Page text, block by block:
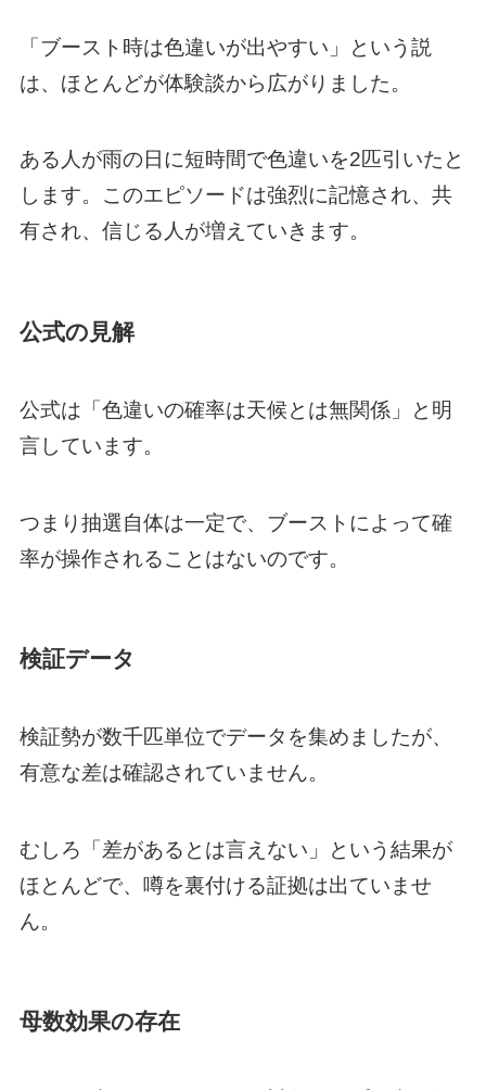
「ブースト時は色違いが出やすい」という説
は、ほとんどが体験談から広がりました。
ある人が雨の日に短時間で色違いを2匹引いたと
します。このエピソードは強烈に記憶され、共
有され、信じる人が増えていきます。
公式の見解
公式は「色違いの確率は天候とは無関係」と明
言しています。
つまり抽選自体は一定で、ブーストによって確
率が操作されることはないのです。
検証データ
検証勢が数千匹単位でデータを集めましたが、
有意な差は確認されていません。
むしろ「差があるとは言えない」という結果が
ほとんどで、噂を裏付ける証拠は出ていませ
ん。
母数効果の存在